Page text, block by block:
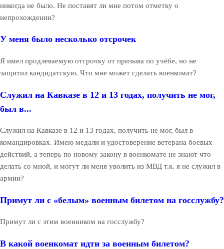
никогда не было. Не поставят ли мне потом отметку о
непрохождении?
У меня было несколько отсрочек
Я имел продлеваемую отсрочку от призыва по учёбе, но не
защитил кандидатскую. Что мне может сделать военкомат?
Служил на Кавказе в 12 и 13 годах, получить не мог,
был в...
Служил на Кавказе в 12 и 13 годах, получить не мог, был в
командировках. Имею медали и удостоверение ветерана боевых
действий, а теперь по новому закону в военкомате не знают что
делать со мной, и могут ли меня уволить из МВД т.к. я не служил в
армии?
Примут ли с «белым» военным билетом на госслужбу?
Примут ли с этим военником на госслужбу?
В какой военкомат идти за военным билетом?